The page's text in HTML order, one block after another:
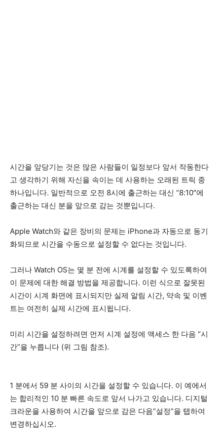
시간을 앞당기는 것은 많은 사람들이 일정보다 앞서 작동한다
고 생각하기 위해 자신을 속이는 데 사용하는 오래된 트릭 중
하나입니다. 일반적으로 오전 8시에 출근하는 대신 “8:10″에
출근하는 대신 분을 앞으로 감는 것뿐입니다.
Apple Watch와 같은 장비의 문제는 iPhone과 자동으로 동기
화되므로 시간을 수동으로 설정할 수 없다는 것입니다.
그러나 Watch OS는 몇 분 전에 시계를 설정할 수 있도록하여
이 문제에 대한 해결 방법을 제공합니다. 이런 식으로 잘못된
시간이 시계 화면에 표시되지만 실제 알림 시간, 약속 및 이벤
트는 여전히 실제 시간에 표시됩니다.
미리 시간을 설정하려면 먼저 시계 설정에 액세스 한 다음 “시
간”을 누릅니다 (위 그림 참조).
1 분에서 59 분 사이의 시간을 설정할 수 있습니다. 이 예에서
는 합리적인 10 분 빠른 속도로 앞서 나가고 있습니다. 디지털
크라운을 사용하여 시간을 앞으로 감은 다음“설정”을 탭하여
변경하십시오.